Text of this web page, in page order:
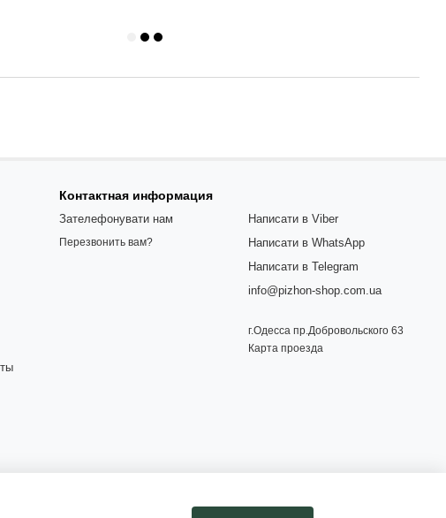
Контактная информация
Зателефонувати нам
Перезвонить вам?
Написати в Viber
Написати в WhatsApp
Написати в Telegram
info@pizhon-shop.com.ua
г.Одесса пр.Добровольского 63
Карта проезда